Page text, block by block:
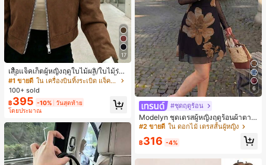
17
เสื้อแจ็คเก็ตผู้หญิงฤดูใบไม้ผลิ/ใบไม้ร่วง
สีพื้น หนังเทียม สไตล์ปกคอเสื้อ ซิปขึ้น
แขนยาว สไตล์ลำลอง วิทยาลัย สนามบิ
น เสื้อนอก สีน้ำตาล สไตล์สบายๆ ฤดูใบ
ไม้ร่วง
#1 ขายดี
ใน เครื่องบินทิ้งระเบิด แจ็คเก็ตผู้หญิง
100+ sold
฿395 -10% วันสุดท้าย
โดยประมาณ
6
#ชุดฤดูร้อน
Modelyn ชุดเดรสผู้หญิงฤดูร้อนผ้าตาข่
ายพิมพ์ลาย คอไม่สมมาตร จับจีบ หรูหร
#2 ขายดี ใน ดอกไม้ เดรสสั้นผู้หญิง
฿316 -4%